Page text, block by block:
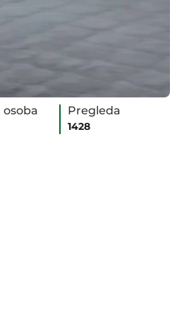
osoba Pregleda
1428